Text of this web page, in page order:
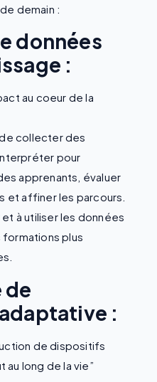
demain :
données
:
au coeur de la
collecter des
pour
apprenants, évaluer
affiner les parcours.
à utiliser les données
plus
de
:
de dispositifs
au long de la vie”